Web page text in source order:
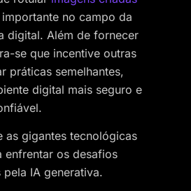
no campo da
digital. Além de fornecer
se que incentive outras
práticas semelhantes,
digital mais seguro e
as gigantes tecnológicas
enfrentar os desafios
IA generativa.